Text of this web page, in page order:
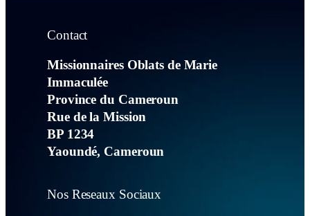
Contact
Missionnaires Oblats de Marie
Immaculée
Province du Cameroun
Rue de la Mission
BP 1234
Yaoundé, Cameroun
Nos Reseaux Sociaux